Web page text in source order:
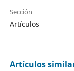
Sección
Artículos
Artículos